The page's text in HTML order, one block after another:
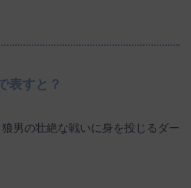
表すと？
男の壮絶な戦いに身を投じるダー